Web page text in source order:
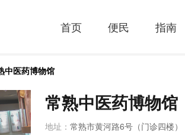
首页 便民 指南
中医药博物馆
常熟中医药博物馆
地址： 常熟市黄河路6号（门诊四楼）